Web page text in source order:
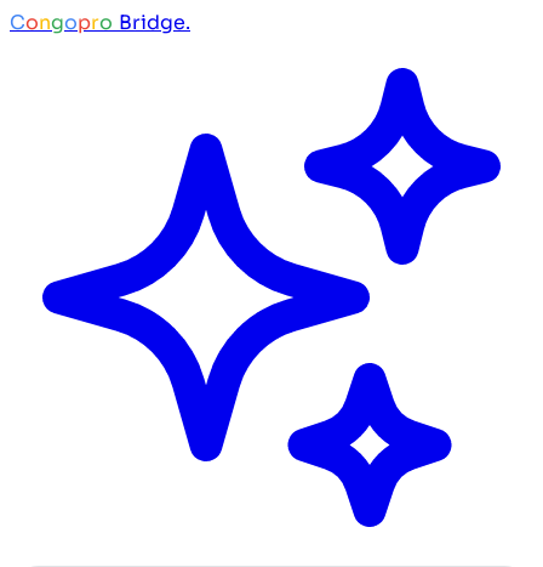
Congopro Bridge.